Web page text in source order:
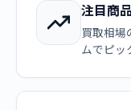
注目商
買取相場
ムでピッ